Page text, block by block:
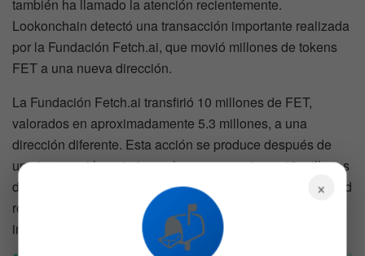
también ha llamado la atención recientemente.
Lookonchain detectó una transacción importante realizada
por la Fundación Fetch.ai, que movió millones de tokens
FET a una nueva dirección.
La Fundación Fetch.ai transfirió 10 millones de FET,
valorados en aproximadamente 5.3 millones, a una
dirección diferente. Esta acción se produce después de
una transacción anterior en la que se enviaron 10 millones
de FET a Binance el 26 de octubre de 2022. Esta actividad
resalta el dinamismo y el desarrollo continuo de proyectos
innovadores en el espacio de las criptomonedas.
×
📬